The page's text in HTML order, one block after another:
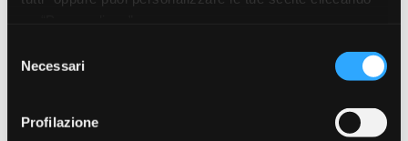
Per maggiori informazioni leggi la Privacy Policy e
delNecessari
Profilazione
1044 "IEC" CONNETTORE FEMMINA 2
STANDARD STANDARD IEC
60320 (STANDARD SHEET: